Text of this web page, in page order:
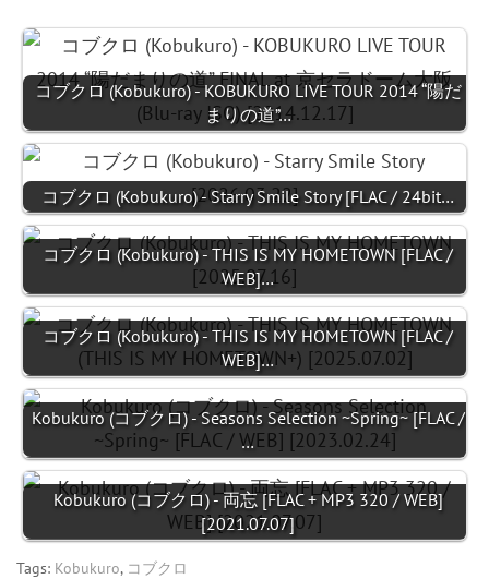
コブクロ (Kobukuro) - KOBUKURO LIVE TOUR 2014 “陽だ
まりの道”…
コブクロ (Kobukuro) - Starry Smile Story [FLAC / 24bit…
コブクロ (Kobukuro) - THIS IS MY HOMETOWN [FLAC /
WEB]…
コブクロ (Kobukuro) - THIS IS MY HOMETOWN [FLAC /
WEB]…
Kobukuro (コブクロ) - Seasons Selection ~Spring~ [FLAC /
…
Kobukuro (コブクロ) - 両忘 [FLAC + MP3 320 / WEB]
[2021.07.07]
Tags: Kobukuro, コブクロ